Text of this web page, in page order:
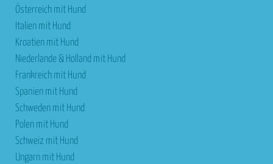
Österreich mit Hund
Italien mit Hund
Kroatien mit Hund
Niederlande & Holland mit Hund
Frankreich mit Hund
Spanien mit Hund
Schweden mit Hund
Polen mit Hund
Schweiz mit Hund
Ungarn mit Hund